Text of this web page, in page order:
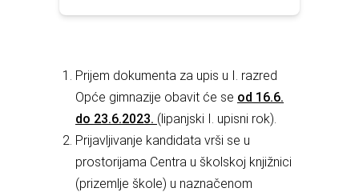
Prijem dokumenta za upis u I. razred
Opće gimnazije obavit će se od 16.6.
do 23.6.2023. (lipanjski I. upisni rok).
Prijavljivanje kandidata vrši se u
prostorijama Centra u školskoj knjižnici
(prizemlje škole) u naznačenom